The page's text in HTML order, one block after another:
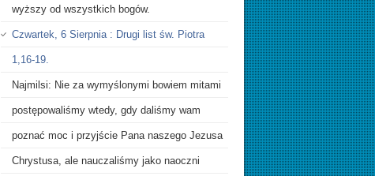
wyższy od wszystkich bogów.
Czwartek, 6 Sierpnia : Drugi list św. Piotra
1,16-19.
Najmilsi: Nie za wymyślonymi bowiem mitami
postępowaliśmy wtedy, gdy daliśmy wam
poznać moc i przyjście Pana naszego Jezusa
Chrystusa, ale nauczaliśmy jako naoczni